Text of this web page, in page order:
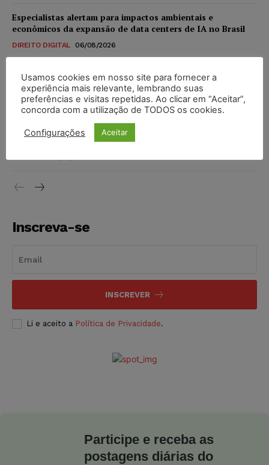
Especialistas alertam para impactos ambientais e
econômicos da expansão de data centers de IA no Brasil
DIREITO DIGITAL 06/08/2026
TSE reforça que sistemas das urnas eletrônicas tornam-se
invioláveis após assinatura digital e lacração
NOTÍCIAS 06/08/2026
STF inicia julgamento sobre constitucionalidade da
proibição dos jogos de azar no Brasil
Inscreva-se
INSCREVER
Li e aceito a Política de Privacidade.
Participe e receba as
postagens diárias do
Usamos cookies em nosso site para fornecer a
experiência mais relevante, lembrando suas
preferências e visitas repetidas. Ao clicar em “Aceitar”,
concorda com a utilização de TODOS os cookies.
Configurações Aceitar